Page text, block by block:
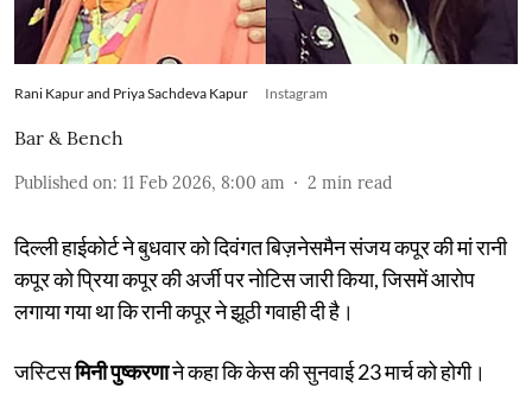
Rani Kapur and Priya Sachdeva Kapur Instagram
Bar & Bench
Published on: 11 Feb 2026, 8:00 am 2 min read
दिल्ली हाईकोर्ट ने बुधवार को दिवंगत बिज़नेसमैन संजय कपूर की मां रानी
कपूर को प्रिया कपूर की अर्जी पर नोटिस जारी किया, जिसमें आरोप
लगाया गया था कि रानी कपूर ने झूठी गवाही दी है।
जस्टिसमिनी पुष्करणाने कहा कि केस की सुनवाई 23 मार्च को होगी।